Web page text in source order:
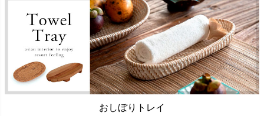
おしぼりトレイ